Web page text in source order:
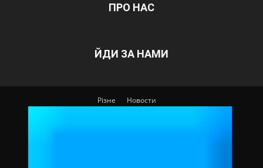
ПРО НАС
ЙДИ ЗА НАМИ
Різне Новости